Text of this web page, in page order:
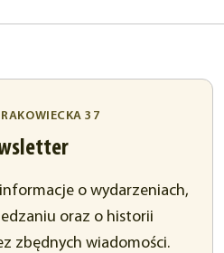
37
o wydarzeniach,
oraz o historii
zbędnych wiadomości.